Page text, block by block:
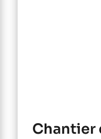
Chantier